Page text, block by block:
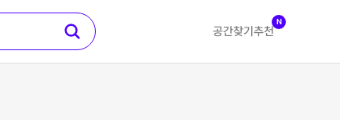
공간찾기 추천
N